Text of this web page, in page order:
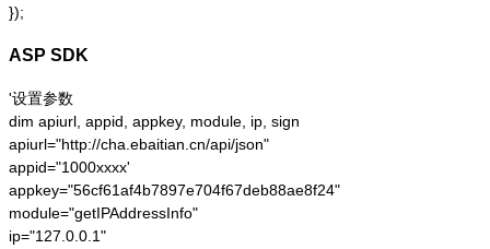
});
ASP SDK
'设置参数
dim apiurl, appid, appkey, module, ip, sign
apiurl="http://cha.ebaitian.cn/api/json"
appid="1000xxxx'
appkey="56cf61af4b7897e704f67deb88ae8f24"
module="getIPAddressInfo"
ip="127.0.0.1"